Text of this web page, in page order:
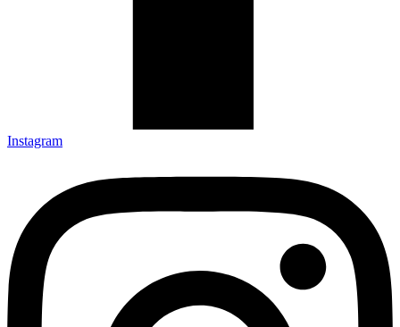
Instagram